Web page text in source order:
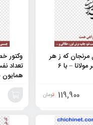
که ز هر
دل به خدا راهی هست » شاعر مولانا – با ۶
119,900 تومان
وکتور
تعداد
همایون
افزودن